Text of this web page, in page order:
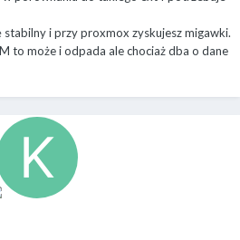
stabilny i przy proxmox zyskujesz migawki.
to może i odpada ale chociaż dba o dane